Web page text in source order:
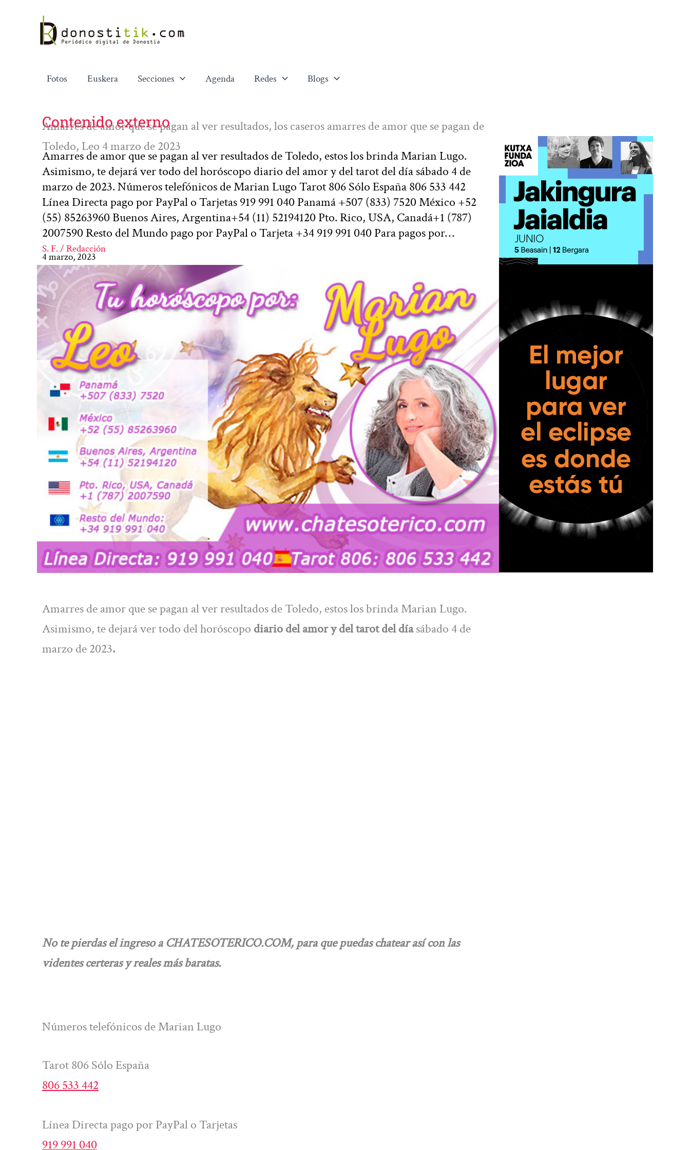
contenido
Fotos Euskera Secciones Agenda Redes Blogs
Contenido externo
Amarres de amor que se pagan al ver resultados, los caseros amarres de amor que se pagan de
Toledo, Leo 4 marzo de 2023
Amarres de amor que se pagan al ver resultados de Toledo, estos los brinda Marian Lugo.
Asimismo, te dejará ver todo del horóscopo diario del amor y del tarot del día sábado 4 de
marzo de 2023. Números telefónicos de Marian Lugo Tarot 806 Sólo España 806 533 442
Línea Directa pago por PayPal o Tarjetas 919 991 040 Panamá +507 (833) 7520 México +52
(55) 85263960 Buenos Aires, Argentina+54 (11) 52194120 Pto. Rico, USA, Canadá+1 (787)
2007590 Resto del Mundo pago por PayPal o Tarjeta +34 919 991 040 Para pagos por…
S. F. / Redacción
4 marzo, 2023
Amarres de amor que se pagan al ver resultados de Toledo, estos los brinda Marian Lugo.
Asimismo, te dejará ver todo del horóscopo diario del amor y del tarot del díasábado 4 de
marzo de 2023.
No te pierdas el ingreso a CHATESOTERICO.COM, para que puedas chatear así con las
videntes certeras y reales más baratas.
Números telefónicos de Marian Lugo
Tarot 806 Sólo España
806 533 442
Línea Directa pago por PayPal o Tarjetas
919 991 040